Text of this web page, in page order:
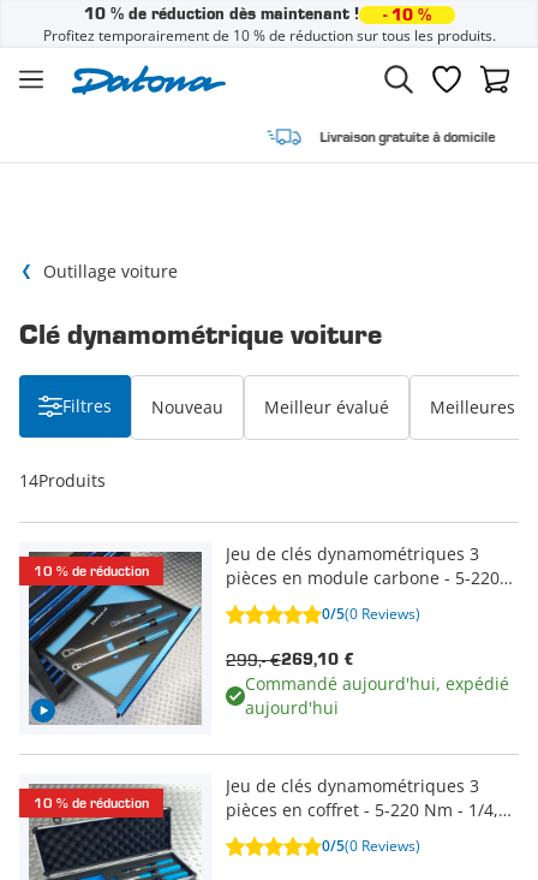
10 % de réduction dès maintenant ! - 10 %
Profitez temporairement de 10 % de réduction sur tous les produits.
Liste dePanier
Livraison gratuite à domicile
Outillage voiture
Clé dynamométrique voiture
Filtres Nouveau Meilleur évalué Meilleures
14Produits
10 % de réduction
Jeu de clés dynamométriques 3
pièces en module carbone - 5-220
Nm - 1/4, 3/8, 1/2
0/5(0 Reviews)
269,10 €
299,- €
Commandé aujourd'hui, expédié
aujourd'hui
10 % de réduction
Jeu de clés dynamométriques 3
pièces en coffret - 5-220 Nm - 1/4,
3/8 et 1/2
0/5(0 Reviews)